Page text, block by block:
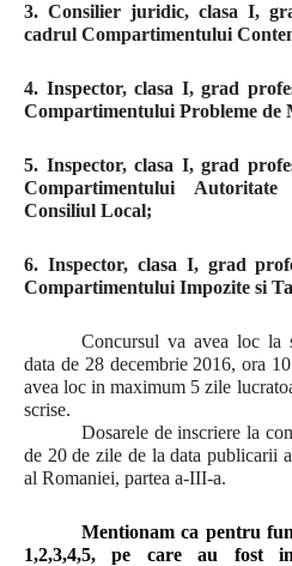
3. Consilier juridic, clasa I,
cadrul Compartimentului
4. Inspector, clasa I, grad
Compartimentului Probleme de
5. Inspector, clasa I, grad
Compartimentului
Consiliul Local;
6. Inspector, clasa I, grad
Compartimentului Impozite si
Concursul va avea loc la
data de 28 decembrie 2016, ora
avea loc in maximum 5 zile
scrise.
Dosarele de inscriere la
de 20 de zile de la data publicarii
al Romaniei, partea a-III-a.
Mentionam ca pentru
1,2,3,4,5, pe care au fost